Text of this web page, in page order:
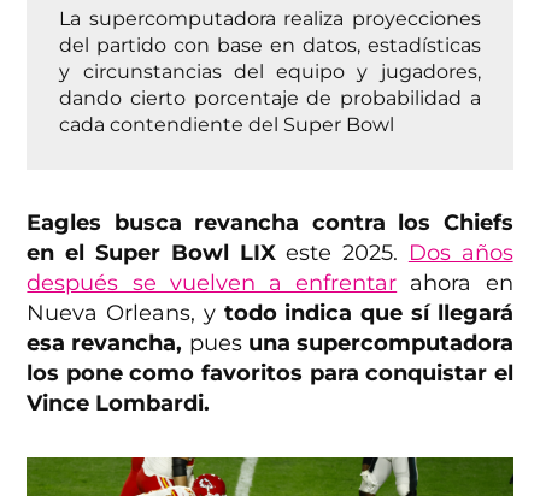
La supercomputadora realiza proyecciones
del partido con base en datos, estadísticas
y circunstancias del equipo y jugadores,
dando cierto porcentaje de probabilidad a
cada contendiente del Super Bowl
Eagles busca revancha contra los Chiefs
en el Super Bowl LIXeste 2025. Dos años
después se vuelven a enfrentar ahora en
Nueva Orleans, y todo indica que sí llegará
esa revancha, pues una supercomputadora
los pone como favoritos para conquistar el
Vince Lombardi.